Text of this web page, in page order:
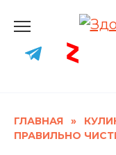
content
ГЛАВНАЯ »
ПРАВИЛЬНО